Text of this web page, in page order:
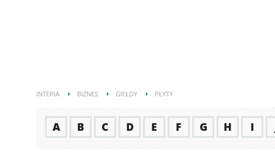
INTERIA BIZNES GIEŁDY PŁYTY
A B C D E F G H I